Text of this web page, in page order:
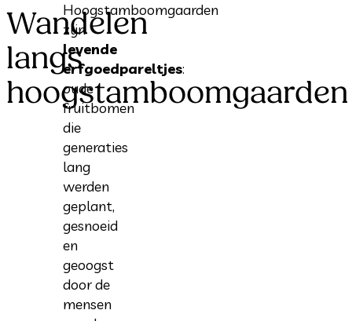
Wandelen
langs
hoogstamboomgaarden
Hoogstamboomgaarden
zijn
levende
erfgoedpareltjes:
oude
fruitbomen
die
generaties
lang
werden
geplant,
gesnoeid
en
geoogst
door de
mensen